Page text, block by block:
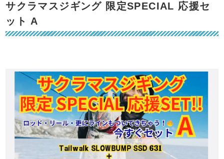
サクラマスジギング 限定SPECIAL 応援セ
ット A